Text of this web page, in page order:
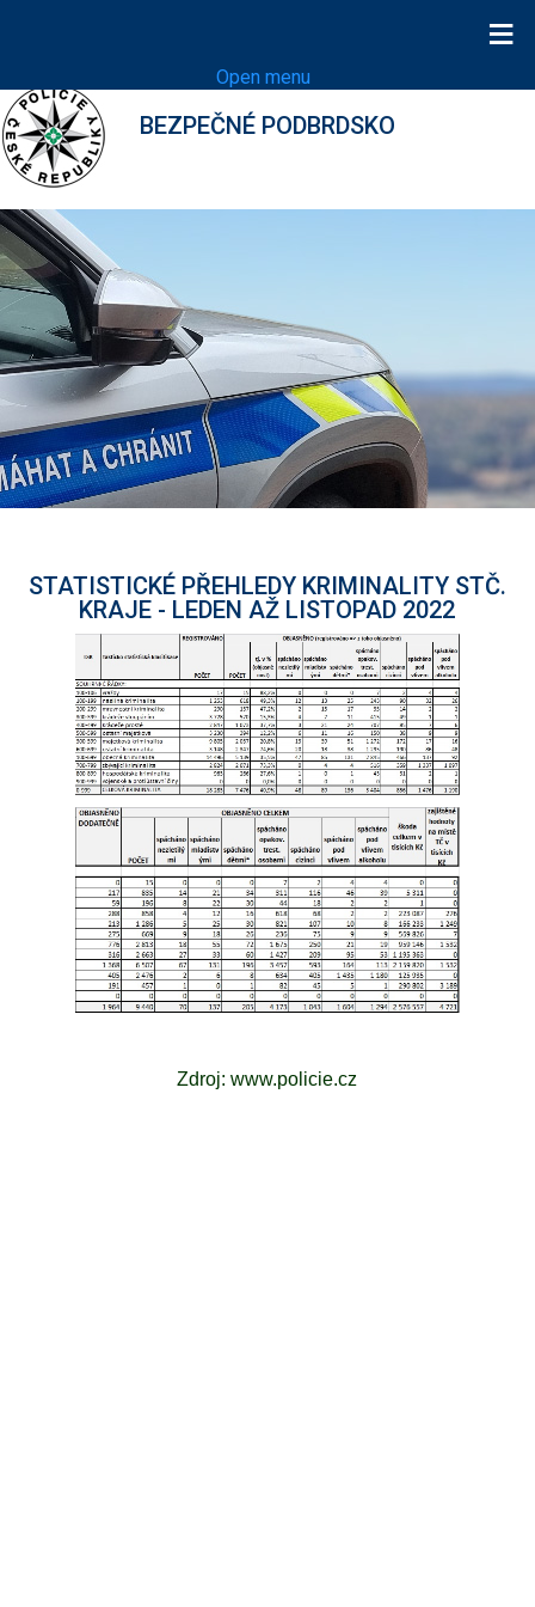
≡
Open menu
BEZPEČNÉ PODBRDSKO
STATISTICKÉ PŘEHLEDY KRIMINALITY STČ.
KRAJE - LEDEN AŽ LISTOPAD 2022
Zdroj: www.policie.cz